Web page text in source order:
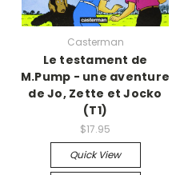
Casterman
Le testament de
M.Pump - une aventure
de Jo, Zette et Jocko
(T1)
$17.95
Quick View